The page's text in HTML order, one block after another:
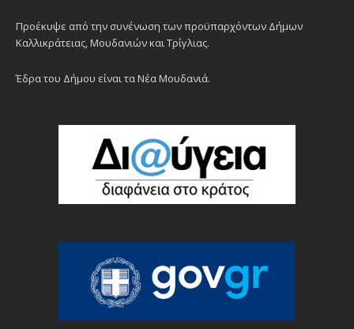
Προέκυψε από την συνένωση των προϋπαρχόντων Δήμων
Καλλικράτειας, Μουδανιών και Τρίγλιας.
Έδρα του Δήμου είναι τα Νέα Μουδανιά.